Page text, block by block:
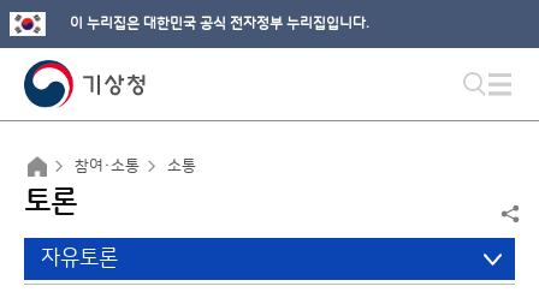
이 누리집은 대한민국 공식 전자정부 누리집입니다.
참여·소통 소통
토론
자유토론